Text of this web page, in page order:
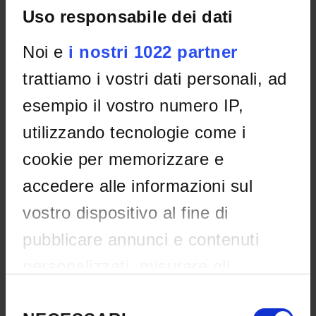
Uso responsabile dei dati
Noi e i nostri 1022 partner
trattiamo i vostri dati personali, ad
esempio il vostro numero IP,
utilizzando tecnologie come i
cookie per memorizzare e
accedere alle informazioni sul
vostro dispositivo al fine di
pubblicare annunci e contenuti
Date published on website:Jul 2, 2026
Application deadline:
Cooperazione allo Sviluppo
Internazionale (edizione 2026).
Categoria C (Specializzande/i).
Open call
Studenti e Laureati
Application deadline:Oct 15, 2026